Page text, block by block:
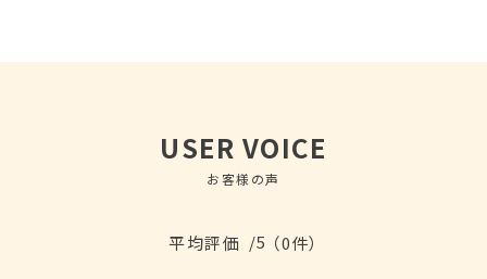
USER VOICE
お客様の声
平均評価 /5 （0件）